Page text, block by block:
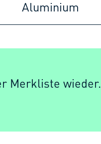
Aluminium
Merkliste wieder.